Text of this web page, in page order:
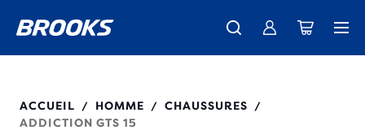
La toute nouvelle Ghost Amp est là - Acheter Femme Homme
Découvre la nouvelle collection Cascadia - Acheter maintenant
Livraison standard gratuite pour les membres. Rejoignez-nous
110365ACCUEIL / HOMME / CHAUSSURES
/
ADDICTION GTS 15